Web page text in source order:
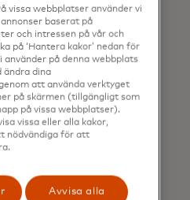
gemensamma
Över hela
njuta av en
ledande
efter
natursköna
vissa webbplatser använder vi
baserat på
och intressen på vår och
på ‘Hantera kakor’ nedan för
använder på denna webbplats
ändra dina
att använda verktyget
på skärmen (tillgängligt som
på vissa webbplatser).
vissa eller alla kakor,
nödvändiga för att
Avvisa alla